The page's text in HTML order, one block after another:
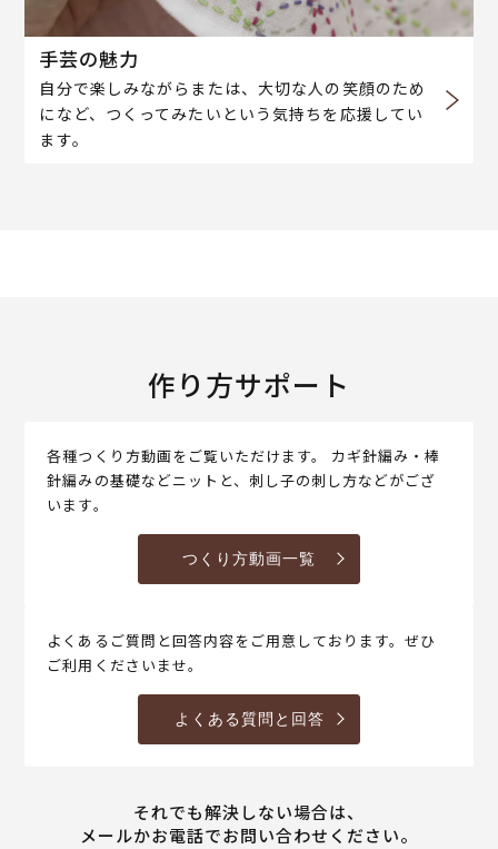
手芸の魅力
自分で楽しみながらまたは、大切な人の笑顔のため
になど、つくってみたいという気持ちを応援してい
ます。
作り方サポート
各種つくり方動画をご覧いただけます。 カギ針編み・棒
針編みの基礎などニットと、刺し子の刺し方などがござ
います。
つくり方動画一覧
よくあるご質問と回答内容をご用意しております。ぜひ
ご利用くださいませ。
よくある質問と回答
それでも解決しない場合は、
メールかお電話でお問い合わせください。